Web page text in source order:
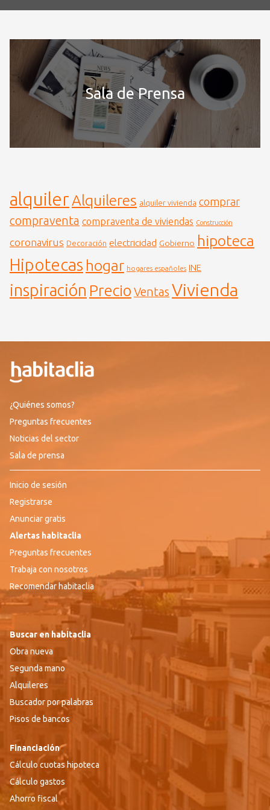
Sala de Prensa
alquiler Alquileres alquiler vivienda comprar
compraventa compraventa de viviendas Construcción
coronavirus Decoración electricidad Gobierno hipoteca
Hipotecas hogar hogares españoles INE
inspiración Precio Ventas Vivienda
¿Quiénes somos?
Preguntas frecuentes
Noticias del sector
Sala de prensa
Inicio de sesión
Registrarse
Anunciar gratis
Alertas habitaclia
Preguntas frecuentes
Trabaja con nosotros
Recomendar habitaclia
Buscar en habitaclia
Obra nueva
Segunda mano
Alquileres
Buscador por palabras
Pisos de bancos
Financiación
Cálculo cuotas hipoteca
Cálculo gastos
Ahorro fiscal